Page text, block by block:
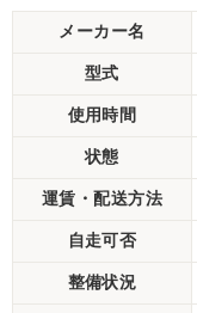
メーカー名
型式
使用時間
状態
運賃・配送方法
自走可否
整備状況